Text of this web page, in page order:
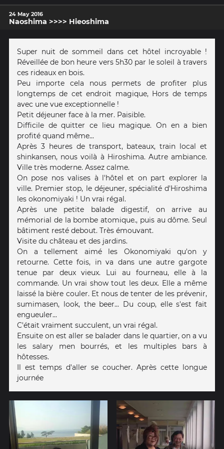
24 May 2016
Naoshima >>>> Hieoshima
Super nuit de sommeil dans cet hôtel incroyable !
Réveillée de bon heure vers 5h30 par le soleil à travers
ces rideaux en bois.
Peu importe cela nous permets de profiter plus
longtemps de cet endroit magique, Hors de temps
avec une vue exceptionnelle !
Petit déjeuner face à la mer. Paisible.
Difficile de quitter ce lieu magique. On en a bien
profité quand même...
Après 3 heures de transport, bateaux, train local et
shinkansen, nous voilà à Hiroshima. Autre ambiance.
Ville très moderne. Assez calme.
On pose nos valises à l'hôtel et on part explorer la
ville. Premier stop, le déjeuner, spécialité d'Hiroshima
les okonomiyaki ! Un vrai régal.
Après une petite balade digestif, on arrive au
mémorial de la bombe atomique., puis au dôme. Seul
bâtiment resté debout. Très émouvant.
Visite du château et des jardins.
On a tellement aimé les Okonomiyaki qu'on y
retourne. Cette fois, in va dans une autre gargote
tenue par deux vieux. Lui au fourneau, elle à la
commande. Un vrai show tout les deux. Elle a même
laissé la bière couler. Et nous de tenter de les prévenir,
sumimasen, look, the beer... Du coup, elle s'est fait
engueuler...
C'était vraiment succulent, un vrai régal.
Ensuite on est aller se balader dans le quartier, on a vu
les salary men bourrés, et les multiples bars à
hôtesses.
Il est temps d'aller se coucher. Après cette longue
journée